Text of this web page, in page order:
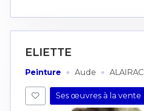
ELIETTE
Peinture · Aude · ALAIRAC
Ses œuvres à la vente